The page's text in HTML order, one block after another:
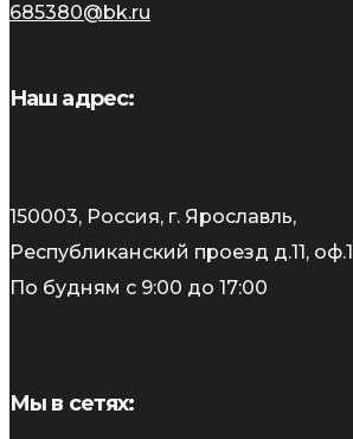
685380@bk.ru
Наш адрес:
150003, Россия, г. Ярославль,
Республиканский проезд д.11, оф.1
По будням с 9:00 до 17:00
Мы в сетях: